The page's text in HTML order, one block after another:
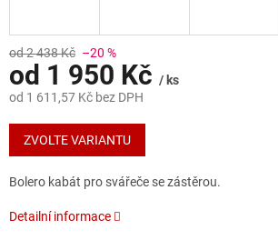
od 2 438 Kč –20 %
od 1 950 Kč / ks
od 1 611,57 Kč bez DPH
Měrná
cena:
ZVOLTE VARIANTU
Bolero kabát pro svářeče se zástěrou.
Detailní informace